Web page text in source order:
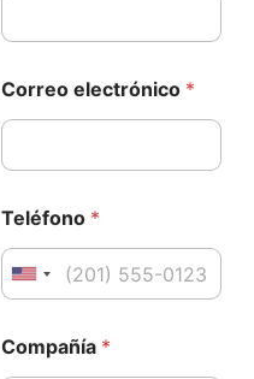
Correo electrónico *
Teléfono *
United States +1
o
Compañía *